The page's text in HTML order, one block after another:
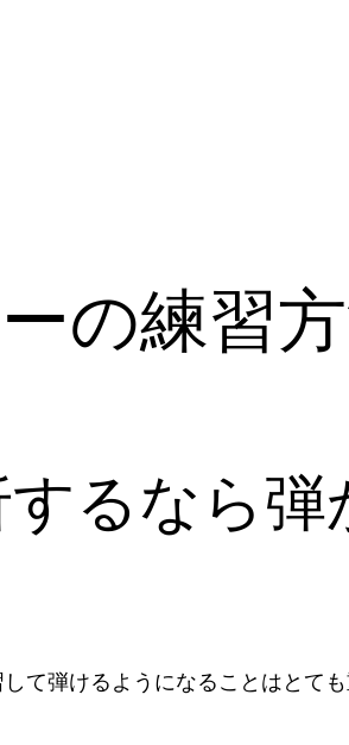
の練習
るなら
て弾けるようになることはとて